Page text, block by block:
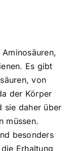
Es gibt
von
der Körper
sie daher über
müssen.
besonders
Erhaltung